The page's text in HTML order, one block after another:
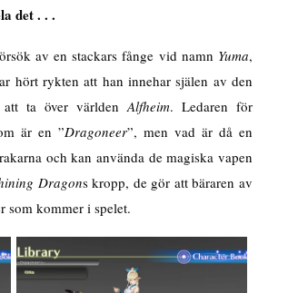
det . . .
av en stackars fånge vid namn Yuma,
hört rykten att han innehar själen av den
ta över världen Alfheim. Ledaren för
är en ”Dragoneer”, men vad är då en
och kan använda de magiska vapen
Dragons kropp, de gör att bäraren av
som kommer i spelet.